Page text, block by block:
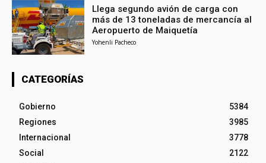
Llega segundo avión de carga con
más de 13 toneladas de mercancía al
Aeropuerto de Maiquetía
Yohenli Pacheco
CATEGORÍAS
Gobierno
5384
Regiones
3985
Internacional
3778
Social
2122